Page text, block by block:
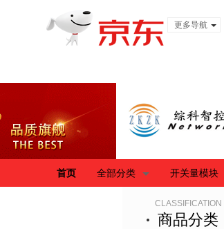
更多导航
首页 全部分类 开关量模块
CLASSIFICATION
商品分类